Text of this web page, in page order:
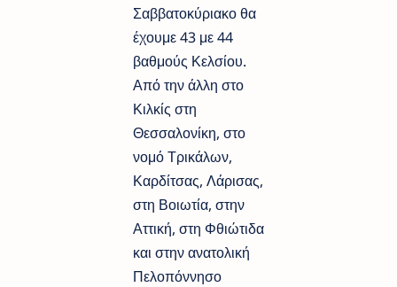
Σαββατοκύριακο θα
έχουμε 43 με 44
βαθμούς Κελσίου.
Από την άλλη στο
Κιλκίς στη
Θεσσαλονίκη, στο
νομό Τρικάλων,
Καρδίτσας, Λάρισας,
στη Βοιωτία, στην
Αττική, στη Φθιώτιδα
και στην ανατολική
Πελοπόννησο